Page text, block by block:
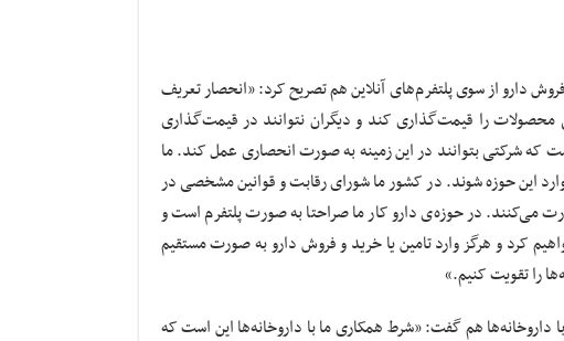
دارو از سوی پلتفرم‌های آنلاین هم تصریح کرد: «انحصار تعریف
را قیمت‌گذاری کند و دیگران نتوانند در قیمت‌گذاری
که شرکتی بتوانند در این زمینه به صورت انحصاری عمل کند. ما
این حوزه شوند. در کشور ما شورای رقابت و قوانین مشخصی در
می‌کنند. در حوزه‌ی دارو کار ما صراحتا به صورت پلتفرم است و
کرد و هرگز وارد تامین یا خرید و فروش دارو به صورت مستقیم
را تقویت کنیم.»
داروخانه‌ها هم گفت: «شرط همکاری ما با داروخانه‌ها این است که